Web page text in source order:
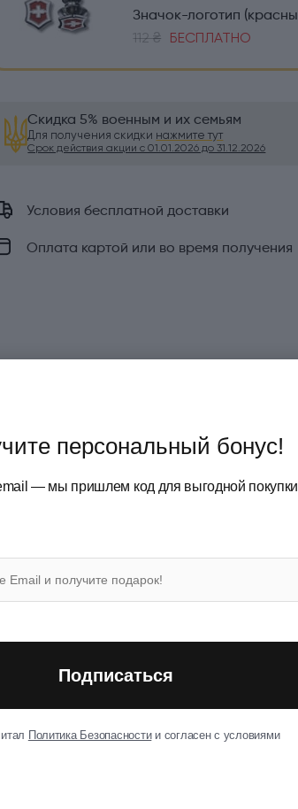
112 ₴ БЕСПЛАТНО
Скидка 5% военным и их семьям
Для получения скидки нажмите тут
Срок действия акции с 01.01.2026 до 31.12.2026
Условия бесплатной доставки
Оплата картой или во время получения
и
Характеристики
Серия
Материал
Цвет
персональный бонус!
— мы пришлем код для выгодной покупки
Подписаться
Политика Безопасностии согласен с условиями